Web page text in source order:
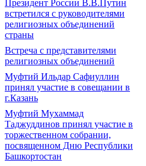
Президент России В.В.Путин
встретился с руководителями
религиозных объединений
страны
Встреча с представителями
религиозных объединений
Муфтий Ильдар Сафиуллин
принял участие в совещании в
г.Казань
Муфтий Мухаммад
Таджуддинов принял участие в
торжественном собрании,
посвященном Дню Республики
Башкортостан